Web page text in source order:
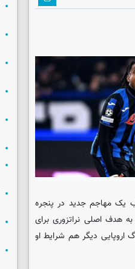
یک مهاجم جدید در پنجره
هدف اصلی نراتزوری برای
دیگر هم شرایط او